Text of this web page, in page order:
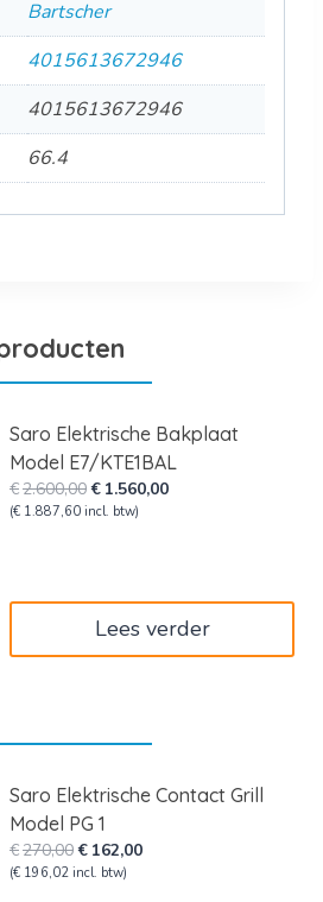
Bartscher
4015613672946
4015613672946
66.4
Saro Elektrische Bakplaat
Model E7/KTE1BAL
€2.600,00Oorspronkelijke
prijs
€ 1.560,00Huidige
(€ 1.887,60 incl. btw)
Lees verder
Saro Elektrische Contact Grill
Model PG 1
€270,00Oorspronkelijke
prijs
€ 162,00Huidige
(€ 196,02 incl. btw)